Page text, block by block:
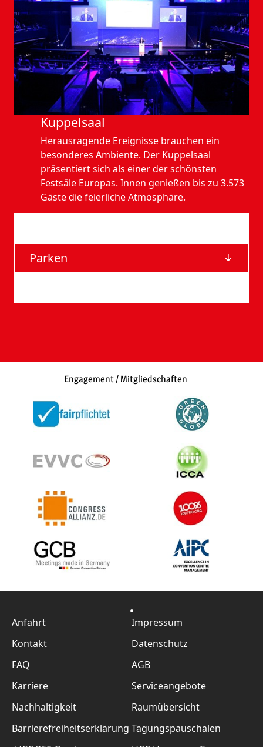
Kuppelsaal
Herausragende Ereignisse brauchen ein
besonderes Ambiente. Der Kuppelsaal
präsentiert sich als einer der schönsten
Festsäle Europas. Innen genießen bis zu 3.573
Gäste die feierliche Atmosphäre.
Parken
Engagement / Mitgliedschaften
Anfahrt
Kontakt
FAQ
Impressum
Datenschutz
AGB
Karriere
Nachhaltigkeit
Barrierefreiheitserklärung
Serviceangebote
Raumübersicht
Tagungspauschalen